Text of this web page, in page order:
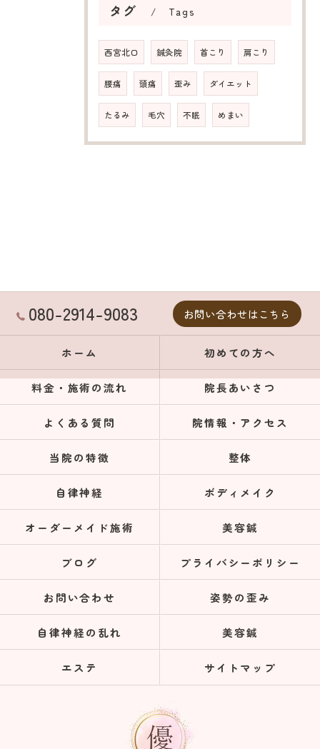
タグ Tags
西宮北口 鍼灸院 首こり 肩こり
腰痛 頭痛 歪み ダイエット
たるみ 毛穴 不眠 めまい
080-2914-9083 お問い合わせはこちら
ホーム 初めての方へ
料金・施術の流れ 院長あいさつ
よくある質問 院情報・アクセス
当院の特徴 整体
自律神経 ボディメイク
オーダーメイド施術 美容鍼
ブログ プライバシーポリシー
お問い合わせ 姿勢の歪み
自律神経の乱れ 美容鍼
エステ サイトマップ